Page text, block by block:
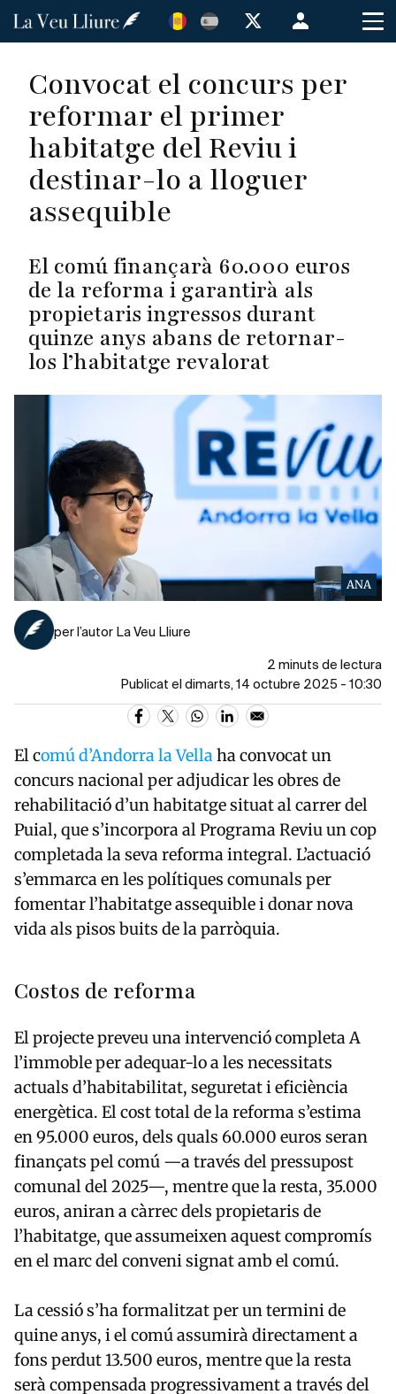
Vés
Menú
de
de
Convocat el concurs per
reformar el primer
habitatge del Reviu i
destinar-lo a lloguer
assequible
El comú finançarà 60.000 euros
de la reforma i garantirà als
propietaris ingressos durant
quinze anys abans de retornar-
los l’habitatge revalorat
ANA
per l’autor La Veu Lliure
2 minuts de lectura
Publicat el dimarts, 14 octubre 2025 - 10:30
El comú d’Andorra la Vellaha convocat un
concurs nacional per adjudicar les obres de
rehabilitació d’un habitatge situat al carrer del
Puial, que s’incorpora al Programa Reviu un cop
completada la seva reforma integral. L’actuació
s’emmarca en les polítiques comunals per
fomentar l’habitatge assequible i donar nova
vida als pisos buits de la parròquia.
Costos de reforma
El projecte preveu una intervenció completa A
l’immoble per adequar-lo a les necessitats
actuals d’habitabilitat, seguretat i eficiència
energètica. El cost total de la reforma s’estima
en 95.000 euros, dels quals 60.000 euros seran
finançats pel comú —a través del pressupost
comunal del 2025—, mentre que la resta, 35.000
euros, aniran a càrrec dels propietaris de
l’habitatge, que assumeixen aquest compromís
en el marc del conveni signat amb el comú.
La cessió s’ha formalitzat per un termini de
quine anys, i el comú assumirà directament a
fons perdut 13.500 euros, mentre que la resta
serà compensada progressivament a través del